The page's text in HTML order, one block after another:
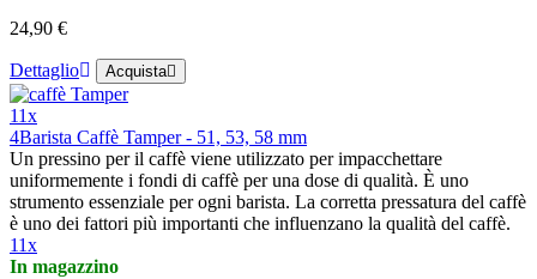
24,90 €
Dettaglio Acquista
11x
4Barista Caffè Tamper - 51, 53, 58 mm
Un pressino per il caffè viene utilizzato per impacchettare
uniformemente i fondi di caffè per una dose di qualità. È uno
strumento essenziale per ogni barista. La corretta pressatura del caffè
è uno dei fattori più importanti che influenzano la qualità del caffè.
11x
In magazzino